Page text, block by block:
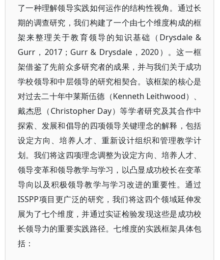
了一种理解领导实践如何运作的结构性视角。通过长
期的调查研究，我们构建了一个由七个维度构成的框
架来整理关于教育领导的知识基础（Drysdale &
Gurr，2017；Gurr & Drysdale，2020）。这一框
架借鉴了先前众多研究者的成果，并与我们关于成功
学校领导和中层领导的研究相契合。该框架的核心是
对过去二十年中莱斯伍德（Kenneth Leithwood）、
戴杰思（Christopher Day）等学者研究及其合作中
探索、发展和倡导的四项领导关键理念的解释，包括
设定方向、培养人才、重新设计组织和管理教学计
划。我们将这四项理念调整为设定方向、培养人才、
领导变革和领导教学与学习，以凸显成功校长在变革
导向以及积极领导教学与学习改进的重要性。通过
ISSPP项目更广泛的研究，我们将这四个领域延伸发
展为了七个维度，并通过实证检验发现这些是成功校
长领导力的重要实践路径。七维度的实践框架具体包
括：